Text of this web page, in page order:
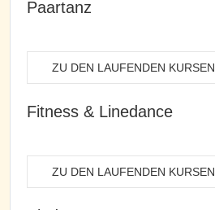
Paartanz
ZU DEN LAUFENDEN KURSEN
Fitness & Linedance
ZU DEN LAUFENDEN KURSEN